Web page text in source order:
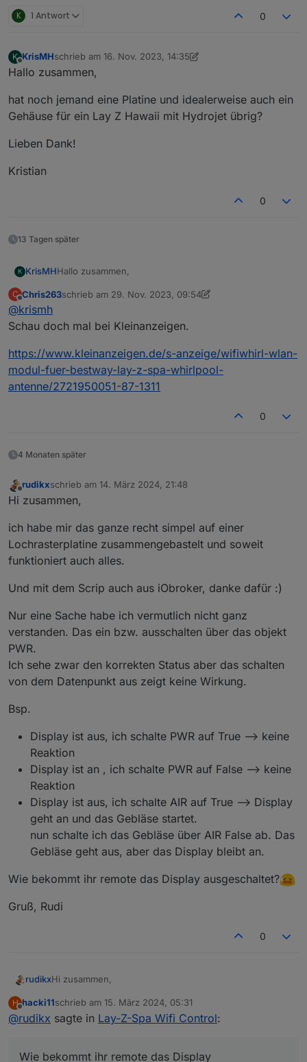
*/
        _id: 'LCK',
        type: 'state',
            name: 'lock',
            type: 'boolean',
            role: 'switch',
            read: true,
            write: false,
        type: 'state',
            name: 'power',
            role: 'switch.power',
            write: true,
            desc: 'Lazy spa power'
        native: {}
    },
    {
        type: 'number',
        role: 'value',
        write: true,
        max: 1,
        states: {
0:
				1: 'Celsius'
			}
    native: {}
    {
    _id: 'AIR',
    common: {
        name: 'bubbles',
        type: 'boolean',
        desc: 'Lazy spa bubbles state'
    },
    native: {}
    },
    {
    _id: 'GRN',
    type: 'state',
        name: 'Heating green',
        type: 'boolean',
        read: true,
    type: 'state',
    common: {
        name: 'Heating red',
        type: 'boolean',
K 1 Antwort 0
K
Offline
KrisMHschrieb am 16. Nov. 2023, 14:35
zuletzt editiert von KrisMH
Hallo zusammen,
hat noch jemand eine Platine und idealerweise auch ein
Gehäuse für ein Lay Z Hawaii mit Hydrojet übrig?
Lieben Dank!
Kristian
0
13 Tagen später
K KrisMHHallo zusammen,
hat noch jemand eine Platine und idealerweise auch
Lieben Dank!
Kristian
C
Offline
Chris263schrieb am 29. Nov. 2023, 09:54
zuletzt editiert von Chris263
@krismh
Schau doch mal bei Kleinanzeigen.
https://www.kleinanzeigen.de/s-anzeige/wifiwhirl-wlan-
modul-fuer-bestway-lay-z-spa-whirlpool-
antenne/2721950051-87-1311
0
4 Monaten später
rudikxschrieb am 14. März 2024, 21:48
zuletzt editiert von
Hi zusammen,
ich habe mir das ganze recht simpel auf einer
Lochrasterplatine zusammengebastelt und soweit
funktioniert auch alles.
Und mit dem Scrip auch aus iObroker, danke dafür :)
Nur eine Sache habe ich vermutlich nicht ganz
verstanden. Das ein bzw. ausschalten über das objekt
PWR.
Ich sehe zwar den korrekten Status aber das schalten
von dem Datenpunkt aus zeigt keine Wirkung.
Bsp.
Display ist aus, ich schalte PWR auf True --> keine
Reaktion
Display ist an , ich schalte PWR auf False --> keine
Reaktion
Display ist aus, ich schalte AIR auf True --> Display
geht an und das Gebläse startet.
nun schalte ich das Gebläse über AIR False ab. Das
Gebläse geht aus, aber das Display bleibt an.
Wie bekommt ihr remote das Display ausgeschaltet?
Gruß, Rudi
0
rudikxHi zusammen,
ich habe mir das ganze recht simpel auf einer
Lochrasterplatine zusammengebastelt und soweit
Nur eine Sache habe ich vermutlich nicht ganz
H
Offline
hacki11schrieb am 15. März 2024, 05:31
zuletzt editiert von
@rudikx sagte in Lay-Z-Spa Wifi Control:
Wie bekommt ihr remote das Display